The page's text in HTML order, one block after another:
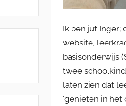
Ik ben juf Inger;
website,
basisonderwijs
twee
laten zien dat
'genieten in het